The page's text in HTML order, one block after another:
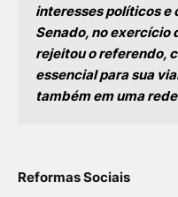
interesses políticos e
Senado, no exercício
rejeitou o referendo,
essencial para sua
também em uma
Reformas Sociais